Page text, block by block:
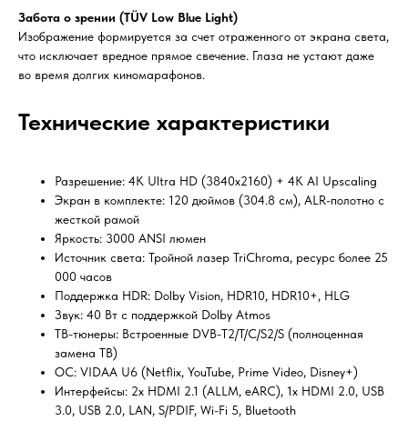
Забота о зрении (TÜV Low Blue Light)
Изображение формируется за счет отраженного от экрана света,
что исключает вредное прямое свечение. Глаза не устают даже
во время долгих киномарафонов.
Технические характеристики
Разрешение: 4K Ultra HD (3840x2160) + 4K AI Upscaling
Экран в комплекте: 120 дюймов (304.8 см), ALR-полотно с
жесткой рамой
Яркость: 3000 ANSI люмен
Источник света: Тройной лазер TriChroma, ресурс более 25
000 часов
Поддержка HDR: Dolby Vision, HDR10, HDR10+, HLG
Звук: 40 Вт с поддержкой Dolby Atmos
ТВ-тюнеры: Встроенные DVB-T2/T/C/S2/S (полноценная
замена ТВ)
ОС: VIDAA U6 (Netflix, YouTube, Prime Video, Disney+)
Интерфейсы: 2x HDMI 2.1 (ALLM, eARC), 1x HDMI 2.0, USB
3.0, USB 2.0, LAN, S/PDIF, Wi-Fi 5, Bluetooth